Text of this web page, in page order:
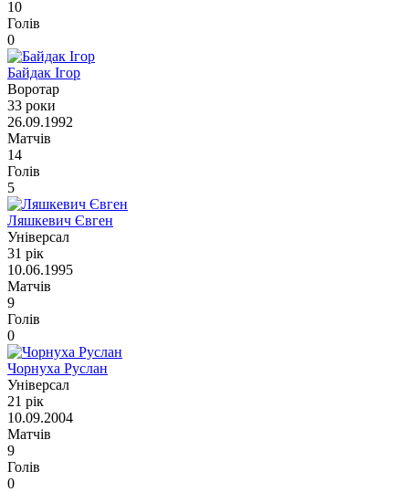
10
Голів
0
Байдак Ігор
Воротар
33 роки
26.09.1992
Матчів
14
Голів
5
Ляшкевич Євген
Універсал
31 рік
10.06.1995
Матчів
9
Голів
0
Чорнуха Руслан
Універсал
21 рік
10.09.2004
Матчів
9
Голів
0